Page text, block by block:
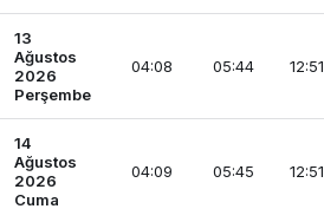
13
Ağustos
2026
Perşembe
04:08 05:44 12:51
14
Ağustos
2026
Cuma
04:09 05:45 12:51